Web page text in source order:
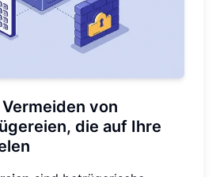
von
die auf Ihre